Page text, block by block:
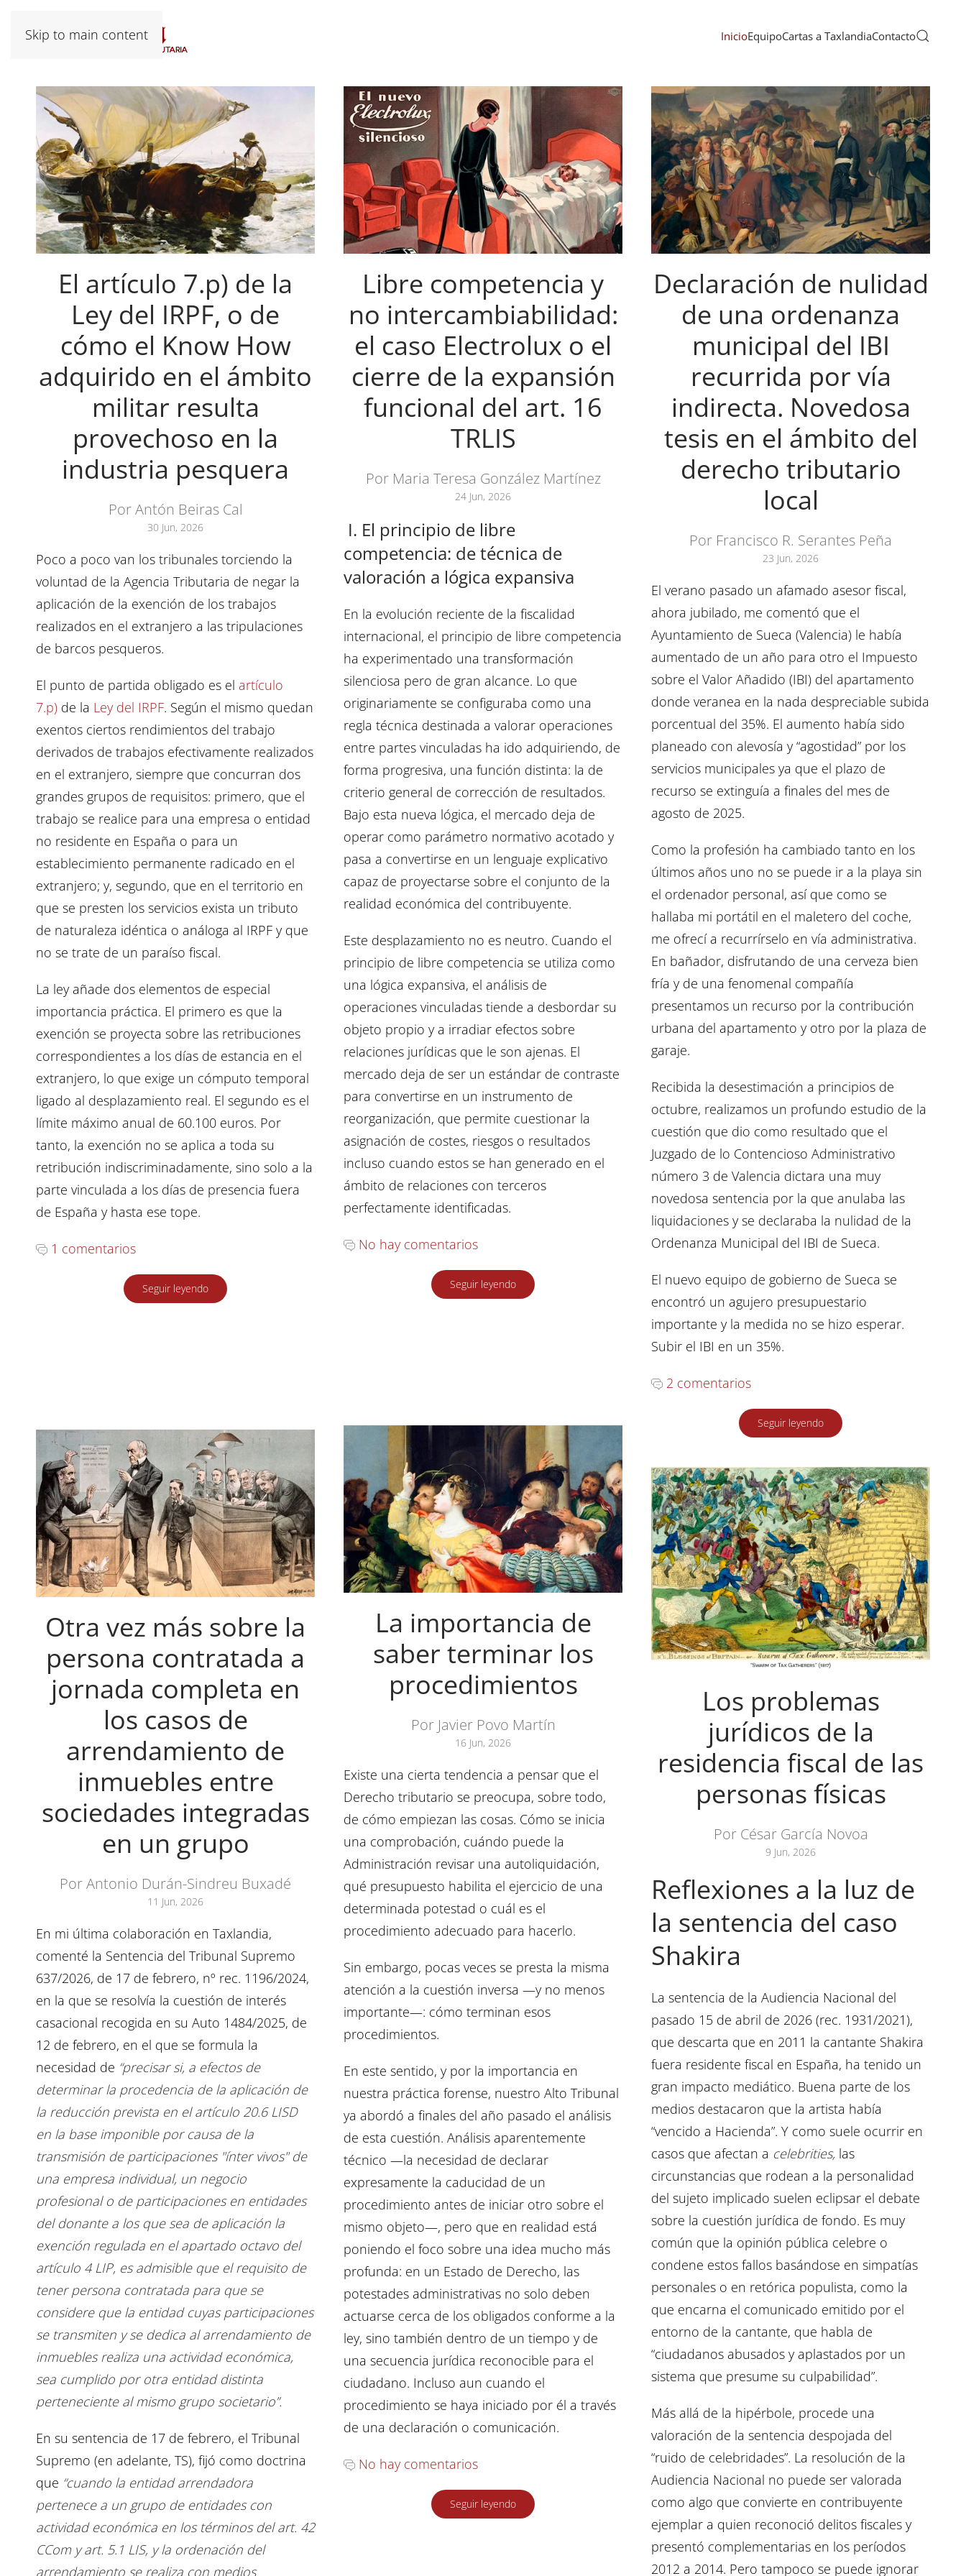
Skip to main content InicioEquipoCartas a TaxlandiaContacto
El artículo 7.p) de la
Ley del IRPF, o de
cómo el Know How
adquirido en el ámbito
militar resulta
provechoso en la
industria pesquera
Por Antón Beiras Cal
30 Jun, 2026
Poco a poco van los tribunales torciendo la
voluntad de la Agencia Tributaria de negar la
aplicación de la exención de los trabajos
realizados en el extranjero a las tripulaciones
de barcos pesqueros.
El punto de partida obligado es el artículo
7.p) de la Ley del IRPF. Según el mismo quedan
exentos ciertos rendimientos del trabajo
derivados de trabajos efectivamente realizados
en el extranjero, siempre que concurran dos
grandes grupos de requisitos: primero, que el
trabajo se realice para una empresa o entidad
no residente en España o para un
establecimiento permanente radicado en el
extranjero; y, segundo, que en el territorio en
que se presten los servicios exista un tributo
de naturaleza idéntica o análoga al IRPF y que
no se trate de un paraíso fiscal.
La ley añade dos elementos de especial
importancia práctica. El primero es que la
exención se proyecta sobre las retribuciones
correspondientes a los días de estancia en el
extranjero, lo que exige un cómputo temporal
ligado al desplazamiento real. El segundo es el
límite máximo anual de 60.100 euros. Por
tanto, la exención no se aplica a toda su
retribución indiscriminadamente, sino solo a la
parte vinculada a los días de presencia fuera
de España y hasta ese tope.
1 comentarios
Seguir leyendo
Libre competencia y
no intercambiabilidad:
el caso Electrolux o el
cierre de la expansión
funcional del art. 16
TRLIS
Por Maria Teresa González Martínez
24 Jun, 2026
I. El principio de libre
competencia: de técnica de
valoración a lógica expansiva
En la evolución reciente de la fiscalidad
internacional, el principio de libre competencia
ha experimentado una transformación
silenciosa pero de gran alcance. Lo que
originariamente se configuraba como una
regla técnica destinada a valorar operaciones
entre partes vinculadas ha ido adquiriendo, de
forma progresiva, una función distinta: la de
criterio general de corrección de resultados.
Bajo esta nueva lógica, el mercado deja de
operar como parámetro normativo acotado y
pasa a convertirse en un lenguaje explicativo
capaz de proyectarse sobre el conjunto de la
realidad económica del contribuyente.
Este desplazamiento no es neutro. Cuando el
principio de libre competencia se utiliza como
una lógica expansiva, el análisis de
operaciones vinculadas tiende a desbordar su
objeto propio y a irradiar efectos sobre
relaciones jurídicas que le son ajenas. El
mercado deja de ser un estándar de contraste
para convertirse en un instrumento de
reorganización, que permite cuestionar la
asignación de costes, riesgos o resultados
incluso cuando estos se han generado en el
ámbito de relaciones con terceros
perfectamente identificadas.
No hay comentarios
Seguir leyendo
Declaración de nulidad
de una ordenanza
municipal del IBI
recurrida por vía
indirecta. Novedosa
tesis en el ámbito del
derecho tributario
local
Por Francisco R. Serantes Peña
23 Jun, 2026
El verano pasado un afamado asesor fiscal,
ahora jubilado, me comentó que el
Ayuntamiento de Sueca (Valencia) le había
aumentado de un año para otro el Impuesto
sobre el Valor Añadido (IBI) del apartamento
donde veranea en la nada despreciable subida
porcentual del 35%. El aumento había sido
planeado con alevosía y “agostidad” por los
servicios municipales ya que el plazo de
recurso se extinguía a finales del mes de
agosto de 2025.
Como la profesión ha cambiado tanto en los
últimos años uno no se puede ir a la playa sin
el ordenador personal, así que como se
hallaba mi portátil en el maletero del coche,
me ofrecí a recurrírselo en vía administrativa.
En bañador, disfrutando de una cerveza bien
fría y de una fenomenal compañía
presentamos un recurso por la contribución
urbana del apartamento y otro por la plaza de
garaje.
Recibida la desestimación a principios de
octubre, realizamos un profundo estudio de la
cuestión que dio como resultado que el
Juzgado de lo Contencioso Administrativo
número 3 de Valencia dictara una muy
novedosa sentencia por la que anulaba las
liquidaciones y se declaraba la nulidad de la
Ordenanza Municipal del IBI de Sueca.
El nuevo equipo de gobierno de Sueca se
encontró un agujero presupuestario
importante y la medida no se hizo esperar.
Subir el IBI en un 35%.
2 comentarios
Seguir leyendo
La importancia de
saber terminar los
procedimientos
Por Javier Povo Martín
16 Jun, 2026
Existe una cierta tendencia a pensar que el
Derecho tributario se preocupa, sobre todo,
de cómo empiezan las cosas. Cómo se inicia
una comprobación, cuándo puede la
Administración revisar una autoliquidación,
qué presupuesto habilita el ejercicio de una
determinada potestad o cuál es el
procedimiento adecuado para hacerlo.
Sin embargo, pocas veces se presta la misma
atención a la cuestión inversa —y no menos
importante—: cómo terminan esos
procedimientos.
En este sentido, y por la importancia en
nuestra práctica forense, nuestro Alto Tribunal
ya abordó a finales del año pasado el análisis
de esta cuestión. Análisis aparentemente
técnico —la necesidad de declarar
expresamente la caducidad de un
procedimiento antes de iniciar otro sobre el
mismo objeto—, pero que en realidad está
poniendo el foco sobre una idea mucho más
profunda: en un Estado de Derecho, las
potestades administrativas no solo deben
actuarse cerca de los obligados conforme a la
ley, sino también dentro de un tiempo y de
una secuencia jurídica reconocible para el
ciudadano. Incluso aun cuando el
procedimiento se haya iniciado por él a través
de una declaración o comunicación.
No hay comentarios
Seguir leyendo
Otra vez más sobre la
persona contratada a
jornada completa en
los casos de
arrendamiento de
inmuebles entre
sociedades integradas
en un grupo
Por Antonio Durán-Sindreu Buxadé
11 Jun, 2026
En mi última colaboración en Taxlandia,
comenté la Sentencia del Tribunal Supremo
637/2026, de 17 de febrero, nº rec. 1196/2024,
en la que se resolvía la cuestión de interés
casacional recogida en su Auto 1484/2025, de
12 de febrero, en el que se formula la
necesidad de “precisar si, a efectos de
determinar la procedencia de la aplicación de
la reducción prevista en el artículo 20.6 LISD
en la base imponible por causa de la
transmisión de participaciones "ínter vivos" de
una empresa individual, un negocio
profesional o de participaciones en entidades
del donante a los que sea de aplicación la
exención regulada en el apartado octavo del
artículo 4 LIP, es admisible que el requisito de
tener persona contratada para que se
considere que la entidad cuyas participaciones
se transmiten y se dedica al arrendamiento de
inmuebles realiza una actividad económica,
sea cumplido por otra entidad distinta
perteneciente al mismo grupo societario”.
En su sentencia de 17 de febrero, el Tribunal
Supremo (en adelante, TS), fijó como doctrina
que “cuando la entidad arrendadora
pertenece a un grupo de entidades con
actividad económica en los términos del art. 42
CCom y art. 5.1 LIS, y la ordenación del
arrendamiento se realiza con medios
Los problemas
jurídicos de la
residencia fiscal de las
personas físicas
Por César García Novoa
9 Jun, 2026
Reflexiones a la luz de
la sentencia del caso
Shakira
La sentencia de la Audiencia Nacional del
pasado 15 de abril de 2026 (rec. 1931/2021),
que descarta que en 2011 la cantante Shakira
fuera residente fiscal en España, ha tenido un
gran impacto mediático. Buena parte de los
medios destacaron que la artista había
“vencido a Hacienda”. Y como suele ocurrir en
casos que afectan a celebrities, las
circunstancias que rodean a la personalidad
del sujeto implicado suelen eclipsar el debate
sobre la cuestión jurídica de fondo. Es muy
común que la opinión pública celebre o
condene estos fallos basándose en simpatías
personales o en retórica populista, como la
que encarna el comunicado emitido por el
entorno de la cantante, que habla de
“ciudadanos abusados y aplastados por un
sistema que presume su culpabilidad”.
Más allá de la hipérbole, procede una
valoración de la sentencia despojada del
“ruido de celebridades”. La resolución de la
Audiencia Nacional no puede ser valorada
como algo que convierte en contribuyente
ejemplar a quien reconoció delitos fiscales y
presentó complementarias en los períodos
2012 a 2014. Pero tampoco se puede ignorar